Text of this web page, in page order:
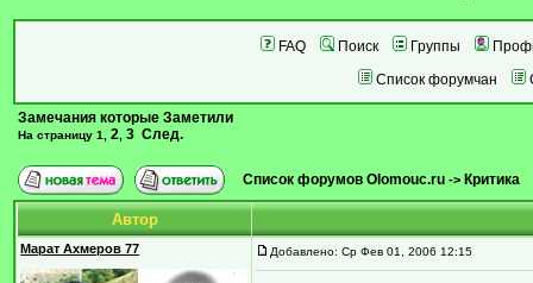
FAQ Поиск Группы
Список форумчан
Замечания которые Заметили
На страницу 1 2 3 След.
Список форумов Olomouc.ru -> Критика
Автор
Марат Ахмеров 77 Добавлено: Ср Фев 01, 2006 12:15